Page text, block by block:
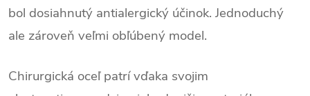
bol dosiahnutý antialergický účinok. Jednoduchý
ale zároveň veľmi obľúbený model.
Chirurgická oceľ patrí vďaka svojim